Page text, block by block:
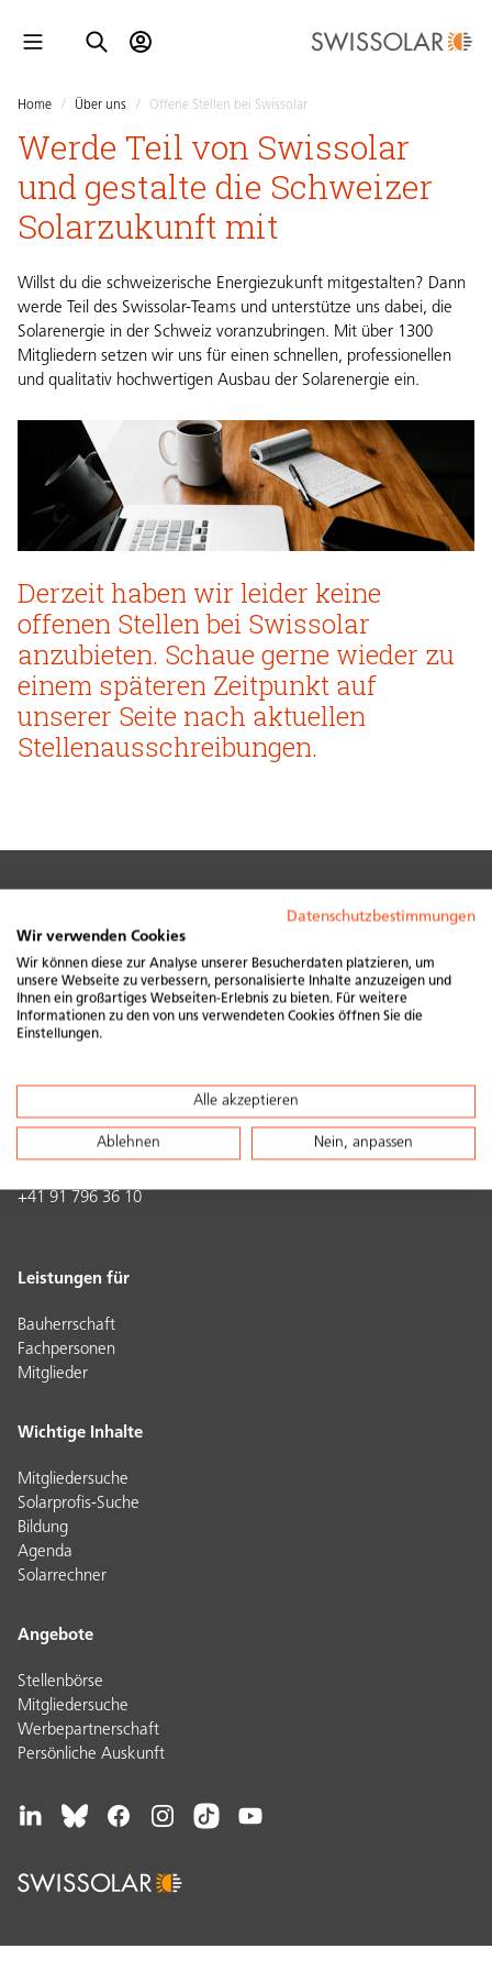
Home / Über uns / Offene Stellen bei Swissolar
Werde Teil von Swissolar
und gestalte die Schweizer
Solarzukunft mit
Willst du die schweizerische Energiezukunft mitgestalten? Dann
werde Teil des Swissolar-Teams und unterstütze uns dabei, die
Solarenergie in der Schweiz voranzubringen. Mit über 1300
Mitgliedern setzen wir uns für einen schnellen, professionellen
und qualitativ hochwertigen Ausbau der Solarenergie ein.
Derzeit haben wir leider keine
offenen Stellen bei Swissolar
anzubieten. Schaue gerne wieder zu
einem späteren Zeitpunkt auf
unserer Seite nach aktuellen
Stellenausschreibungen.
Swissolar Geschäftsstelle
Neugasse 6
8005 Zürich
+41 44 250 88 33
Agence Suisse romande
+41 24 566 52 24
+41 91 796 36 10
Leistungen für
Bauherrschaft
Fachpersonen
Mitglieder
Wichtige Inhalte
Mitgliedersuche
Solarprofis-Suche
Bildung
Agenda
Solarrechner
Angebote
Stellenbörse
Mitgliedersuche
Werbepartnerschaft
Persönliche Auskunft
Datenschutzbestimmungen
Wir verwenden Cookies
Wir können diese zur Analyse unserer Besucherdaten platzieren, um
unsere Webseite zu verbessern, personalisierte Inhalte anzuzeigen und
Ihnen ein großartiges Webseiten-Erlebnis zu bieten. Für weitere
Informationen zu den von uns verwendeten Cookies öffnen Sie die
Einstellungen.
Alle akzeptieren
Ablehnen Nein, anpassen